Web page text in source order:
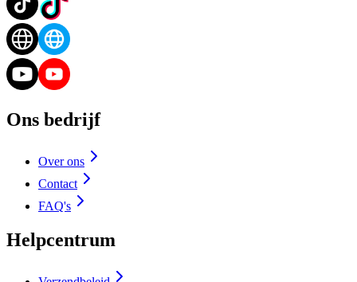
Ons bedrijf
Over ons
Contact
FAQ's
Helpcentrum